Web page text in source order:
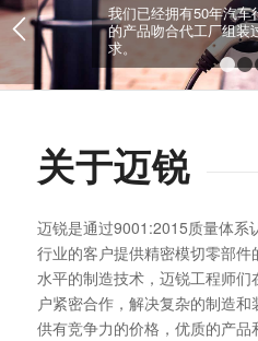
我们已经拥有50年汽车
的产品吻合代工厂组装
求。
关于迈锐
迈锐是通过9001:2015质量体系
行业的客户提供精密模切零部
水平的制造技术，迈锐工程师
户紧密合作，解决复杂的制造
供有竞争力的价格，优质的产品